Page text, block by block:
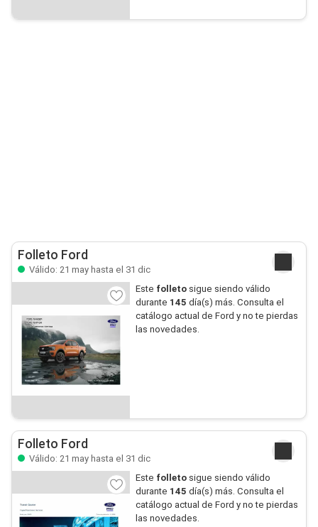
Folleto Ford
Válido: 21 may hasta el 31 dic
Este folletosigue siendo válido
durante 145 día(s) más. Consulta el
catálogo actual de Ford y no te pierdas
las novedades.
Folleto Ford
Válido: 21 may hasta el 31 dic
Este folletosigue siendo válido
durante 145 día(s) más. Consulta el
catálogo actual de Ford y no te pierdas
las novedades.